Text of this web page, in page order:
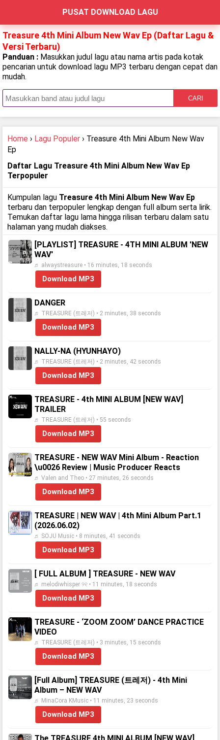
PUSAT DOWNLOAD LAGU
Treasure 4th Mini Album New Wav Ep (Daftar Lagu &
Versi Terbaru)
Panduan : Masukkan judul lagu atau nama artis pada kotak
pencarian untuk download lagu MP3 terbaru dengan cepat dan
mudah.
CARI
Home › Lagu Populer › Treasure 4th Mini Album New Wav
Ep
Daftar Lagu Treasure 4th Mini Album New Wav Ep
Terpopuler
Kumpulan lagu Treasure 4th Mini Album New Wav Ep
terbaru dan terpopuler lengkap dengan full album serta lirik.
Temukan daftar lagu lama hingga rilisan terbaru dalam satu
halaman yang mudah diakses.
[PLAYLIST] TREASURE - 4TH MINI ALBUM 'NEW
WAV'
♬ alwaystreasure • 16 minutes, 18 seconds
Download MP3
DANGER
♬ TREASURE (트레저) • 2 minutes, 38 seconds
Download MP3
NALLY-NA (HYUNHAYO)
♬ TREASURE (트레저) • 2 minutes, 42 seconds
Download MP3
TREASURE - 4th MINI ALBUM [NEW WAV]
TRAILER
♬ TREASURE (트레저) • 55 seconds
Download MP3
TREASURE - NEW WAV Mini Album - Reaction
\u0026 Review | Music Producer Reacts
♬ Valen and Theo • 27 minutes, 26 seconds
Download MP3
TREASURE | NEW WAV | 4th Mini Album Part.1
(2026.06.02)
♬ SOJU Music • 8 minutes, 41 seconds
Download MP3
[ FULL ALBUM ] TREASURE - NEW WAV
♬ melodiwhisper ୨୧ • 11 minutes, 18 seconds
Download MP3
TREASURE - ‘ZOOM ZOOM’ DANCE PRACTICE
VIDEO
♬ TREASURE (트레저) • 3 minutes, 15 seconds
Download MP3
[Full Album] TREASURE (트레저) - 4th Mini
Album – NEW WAV
♬ MinaCora KMusic • 11 minutes, 23 seconds
Download MP3